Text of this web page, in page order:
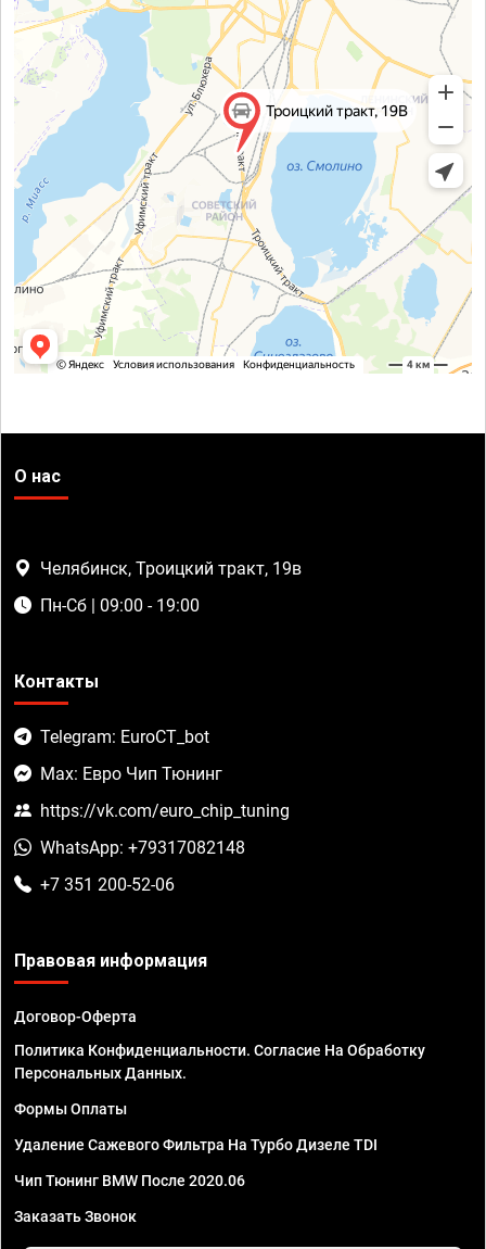
О нас
Челябинск, Троицкий тракт, 19в
Пн-Сб | 09:00 - 19:00
Контакты
Telegram: EuroCT_bot
Max: Евро Чип Тюнинг
https://vk.com/euro_chip_tuning
WhatsApp: +79317082148
+7 351 200-52-06
Правовая информация
Договор-Оферта
Политика Конфиденциальности. Согласие На Обработку
Персональных Данных.
Формы Оплаты
Удаление Сажевого Фильтра На Турбо Дизеле TDI
Чип Тюнинг BMW После 2020.06
Заказать Звонок